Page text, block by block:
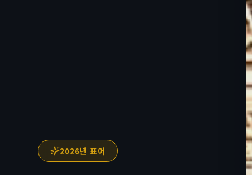
2026년 표어